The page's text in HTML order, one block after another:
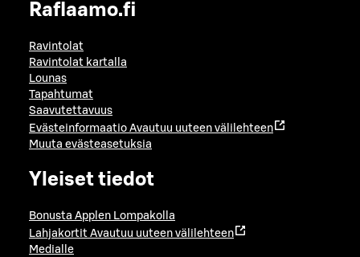
Raflaamo.fi
Ravintolat
Ravintolat kartalla
Lounas
Tapahtumat
Saavutettavuus
Evästeinformaatio Avautuu uuteen välilehteen
Muuta evästeasetuksia
Yleiset tiedot
Bonusta Applen Lompakolla
Lahjakortit Avautuu uuteen välilehteen
Medialle